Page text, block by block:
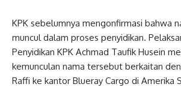
KPK sebelumnya mengonfirmasi bahwa
muncul dalam proses penyidikan.
Penyidikan KPK Achmad Taufik Husein
kemunculan nama tersebut berkaitan
Raffi ke kantor Blueray Cargo di Amerika